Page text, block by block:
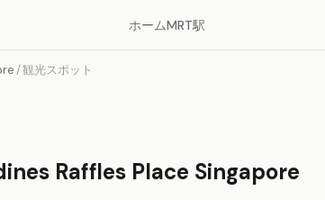
ホームMRT駅
/観光スポット
Raffles Place Singapore